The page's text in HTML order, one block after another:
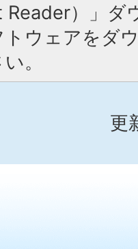
）」ダ
トウェアをダ
。
更